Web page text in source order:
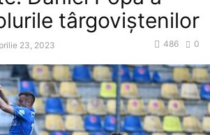
târgoviştenilor
23, 2023 0
486